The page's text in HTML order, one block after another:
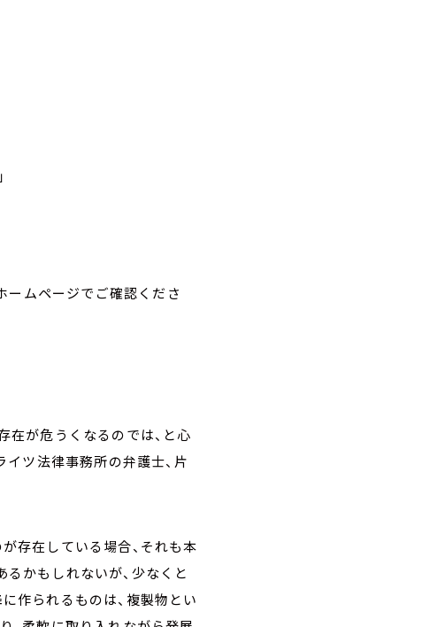
ームページでご確認くださ
在が危うくなるのでは、と心
イツ法律事務所の弁護士、片
存在している場合、それも本
かもしれないが、少なくと
作られるものは、複製物とい